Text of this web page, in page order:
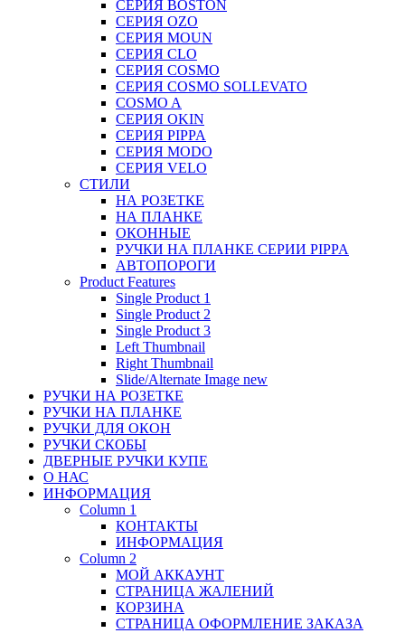
СЕРИЯ ВOSTON
CЕРИЯ OZO
СЕРИЯ MOUN
СЕРИЯ CLO
СЕРИЯ COSMO
СЕРИЯ COSMO SOLLEVATO
COSMO A
СЕРИЯ OKIN
СЕРИЯ PIPPA
СЕРИЯ MODO
СЕРИЯ VELO
СТИЛИ
НА РОЗЕТКЕ
НА ПЛАНКЕ
ОКОННЫЕ
РУЧКИ НА ПЛАНКЕ СЕРИИ PIPPA
АВТОПОРОГИ
Product Features
Single Product 1
Single Product 2
Single Product 3
Left Thumbnail
Right Thumbnail
Slide/Alternate Image new
РУЧКИ НА РОЗЕТКЕ
РУЧКИ НА ПЛАНКЕ
РУЧКИ ДЛЯ ОКОН
РУЧКИ СКОБЫ
ДВЕРНЫЕ РУЧКИ КУПЕ
О НАС
ИНФОРМАЦИЯ
Column 1
КОНТАКТЫ
ИНФОРМАЦИЯ
Column 2
МОЙ АККАУНТ
СТРАНИЦА ЖАЛЕНИЙ
КОРЗИНА
СТРАНИЦА ОФОРМЛЕНИЕ ЗАКАЗА